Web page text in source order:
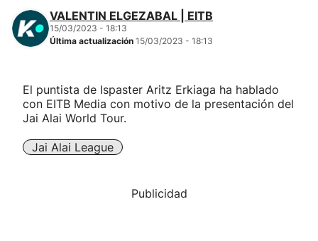
Atletismo
Carreras de montaña
Más deportes
"Helmuga"
VALENTIN ELGEZABAL | EITB
15/03/2023 - 18:13
Última actualización 15/03/2023 - 18:13
El puntista de Ispaster Aritz Erkiaga ha hablado
con EITB Media con motivo de la presentación del
Jai Alai World Tour.
Jai Alai League
Publicidad